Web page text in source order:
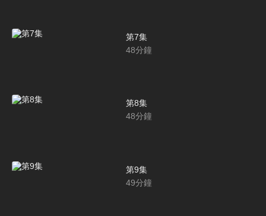
第7集
48分鐘
第8集
48分鐘
第9集
49分鐘